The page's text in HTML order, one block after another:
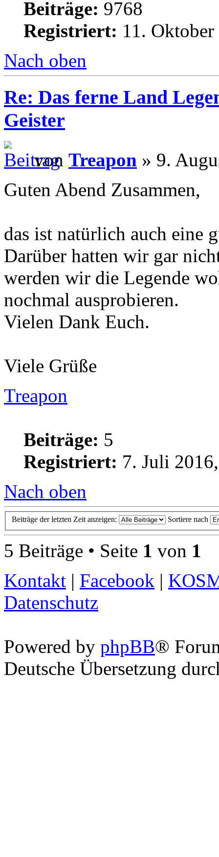
Beiträge: 9768
Registriert: 11.
Nach oben
Re: Das ferne Land
Geister
von Treapon » 9.
Guten Abend Zusammen,
das ist natürlich auch eine
Darüber hatten wir gar
werden wir die Legende
nochmal ausprobieren.
Vielen Dank Euch.
Viele Grüße
Treapon
Beiträge: 5
Registriert: 7. Juli
Nach oben
Beiträge der letzten Zeit anzeigen: Sortiere nach
5 Beiträge • Seite 1 von 1
Kontakt | Facebook |
Datenschutz
Powered by phpBB®
Deutsche Übersetzung